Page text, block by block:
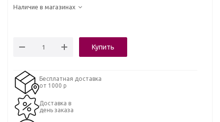
Наличие в магазинах
Купить
Бесплатная доставка
от 1000 р
Доставка в
день заказа